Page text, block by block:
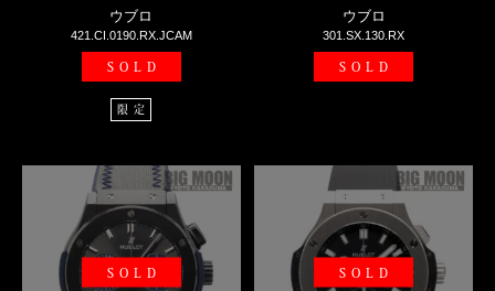
ウブロ
421.CI.0190.RX.JCAM
SOLD
限定
ウブロ
301.SX.130.RX
SOLD
SOLD SOLD